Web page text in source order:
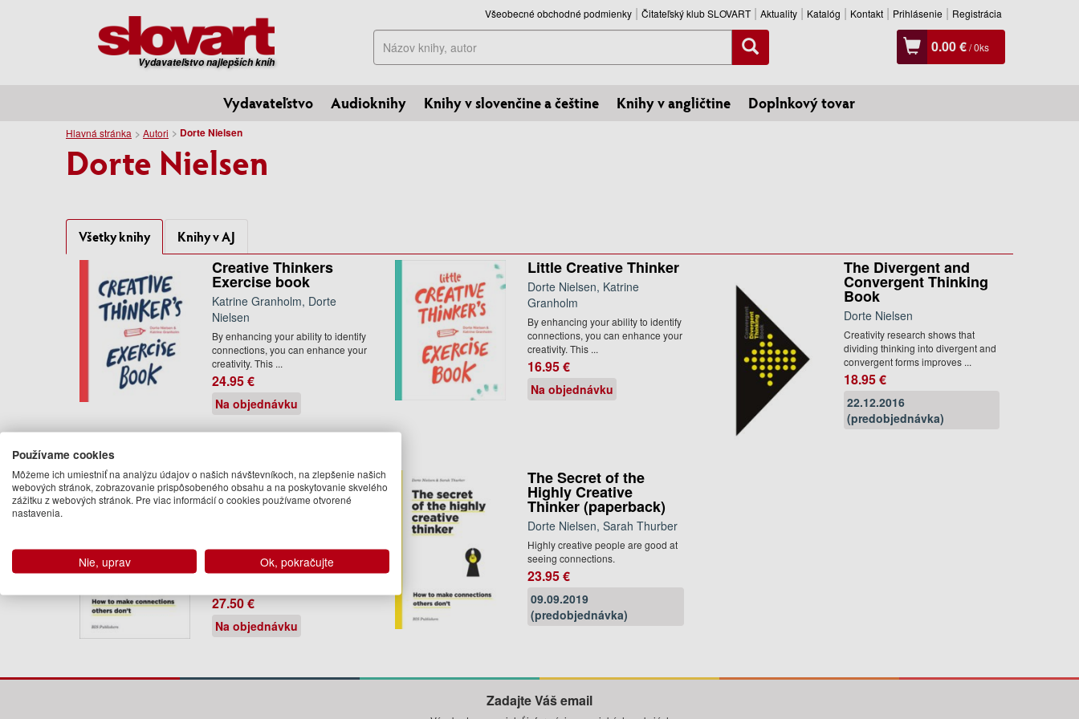
Vydavateľstvo najlepších kníh
Všeobecné obchodné podmienky Čitateľský klub SLOVART Aktuality Katalóg Kontakt Prihlásenie Registrácia
Hľadať 0.00 €/0ks
Vydavateľstvo Audioknihy Knihy v slovenčine a češtine Knihy v angličtine Doplnkový tovar
Hlavná stránka Autori Dorte Nielsen
Dorte Nielsen
Všetky knihy Knihy v AJ
Creative Thinkers
Exercise book
Katrine Granholm, Dorte
Nielsen
By enhancing your ability to identify
connections, you can enhance your
creativity. This ...
24.95 €
Na objednávku
Little Creative Thinker
Dorte Nielsen, Katrine
Granholm
By enhancing your ability to identify
connections, you can enhance your
creativity. This ...
16.95 €
Na objednávku
The Divergent and
Convergent Thinking
Book
Dorte Nielsen
Creativity research shows that
dividing thinking into divergent and
convergent forms improves ...
18.95 €
22.12.2016
(predobjednávka)
The Secret of the
Highly Creative
Thinker
neuroscience, this book gives you
hands-on advice on how to
27.50 €
Na objednávku
The Secret of the
Highly Creative
Thinker (paperback)
Dorte Nielsen, Sarah Thurber
Highly creative people are good at
seeing connections.
23.95 €
09.09.2019
(predobjednávka)
Zadajte Váš email
Používame cookies
Môžeme ich umiestniť na analýzu údajov o našich návštevníkoch, na zlepšenie našich
webových stránok, zobrazovanie prispôsobeného obsahu a na poskytovanie skvelého
zážitku z webových stránok. Pre viac informácií o cookies používame otvorené
nastavenia.
Nie, uprav Ok, pokračujte